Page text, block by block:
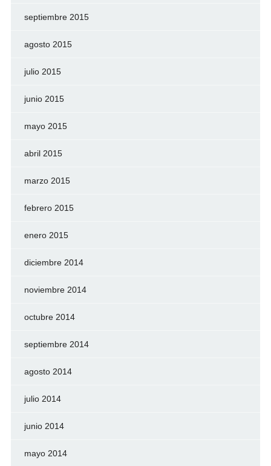
septiembre 2015
agosto 2015
julio 2015
junio 2015
mayo 2015
abril 2015
marzo 2015
febrero 2015
enero 2015
diciembre 2014
noviembre 2014
octubre 2014
septiembre 2014
agosto 2014
julio 2014
junio 2014
mayo 2014